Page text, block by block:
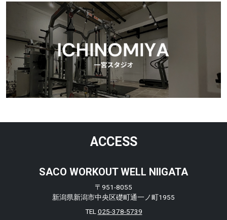
ACCESS
SACO WORKOUT WELL NIIGATA
〒951-8055
新潟県新潟市中央区礎町通一ノ町1955
TEL025-378-5739